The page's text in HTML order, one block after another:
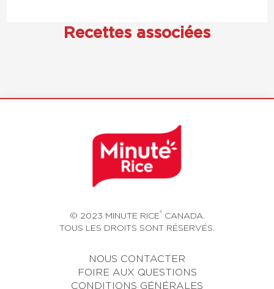
Recettes associées
© 2023 MINUTE RICE®CANADA.
TOUS LES DROITS SONT RÉSERVÉS.
NOUS CONTACTER
FOIRE AUX QUESTIONS
CONDITIONS GÉNÉRALES